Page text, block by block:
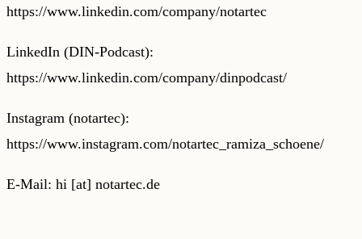
⁠⁠⁠⁠⁠https://www.linkedin.com/company/notartec ⁠⁠
LinkedIn (DIN-Podcast):
⁠⁠⁠⁠⁠https://www.linkedin.com/company/dinpodcast/ ⁠⁠
⁠⁠⁠⁠⁠Instagram⁠⁠⁠ (notartec):
⁠⁠https://www.instagram.com/notartec_ramiza_schoene/⁠⁠
E-Mail: hi [at] notartec.de